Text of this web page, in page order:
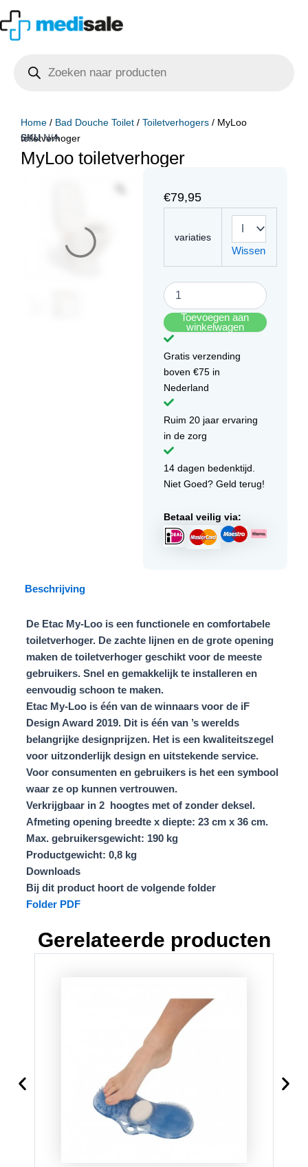
naar
de
zoeken
Home / Bad Douche Toilet / Toiletverhogers / MyLoo
toiletverhoger
SKUN/A
MyLoo toiletverhoger
€79,95
variaties
Wissen
aantal
Toevoegen aan
winkelwagen
Gratis verzending
boven €75 in
Nederland
Ruim 20 jaar ervaring
in de zorg
14 dagen bedenktijd.
Niet Goed? Geld terug!
Betaal veilig via:
Beschrijving
De Etac My-Loo is een functionele en comfortabele
toiletverhoger. De zachte lijnen en de grote opening
maken de toiletverhoger geschikt voor de meeste
gebruikers. Snel en gemakkelijk te installeren en
eenvoudig schoon te maken.
Etac My-Loo is één van de winnaars voor de iF
Design Award 2019. Dit is één van ’s werelds
belangrijke designprijzen. Het is een kwaliteitszegel
voor uitzonderlijk design en uitstekende service.
Voor consumenten en gebruikers is het een symbool
waar ze op kunnen vertrouwen.
Verkrijgbaar in 2 hoogtes met of zonder deksel.
Afmeting opening breedte x diepte: 23 cm x 36 cm.
Max. gebruikersgewicht: 190 kg
Productgewicht: 0,8 kg
Downloads
Bij dit product hoort de volgende folder
Folder PDF
Gerelateerde producten